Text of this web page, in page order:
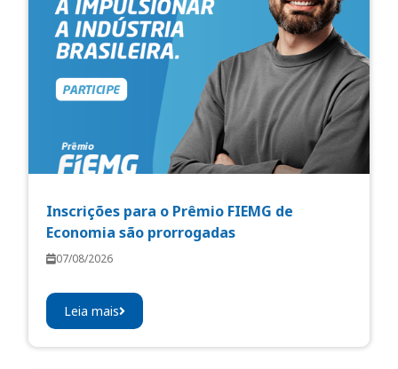
Inscrições para o Prêmio FIEMG de
Economia são prorrogadas
07/08/2026
Leia mais